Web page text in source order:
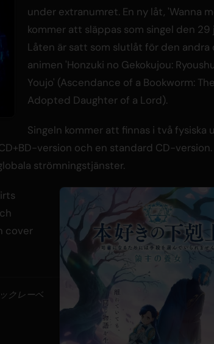
under extranumret. En ny låt, 'Wanna
kommer att släppas som singel den 29
Låten är satt som slutlåt för den andra
animen 'Honzuki no Gekokujou:
Youjo' (Ascendance of a Bookworm: The
Adopted Daughter of a Lord).
Singeln kommer att finnas i två fysiska
version och en standard CD-
strömningstjänster.
cover
クレーベ